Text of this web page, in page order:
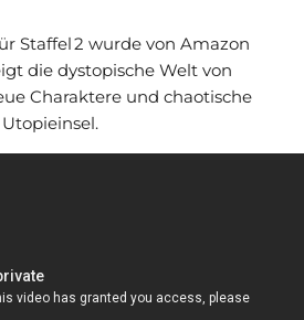
Staffel 2 wurde von Amazon
die dystopische Welt von
Charaktere und chaotische